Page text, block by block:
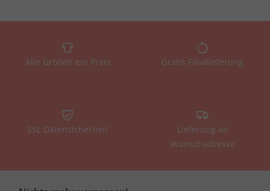
Alle Größen ein Preis Gratis Filiallieferung
SSL Datensicherheit
Lieferung an
Wunschadresse